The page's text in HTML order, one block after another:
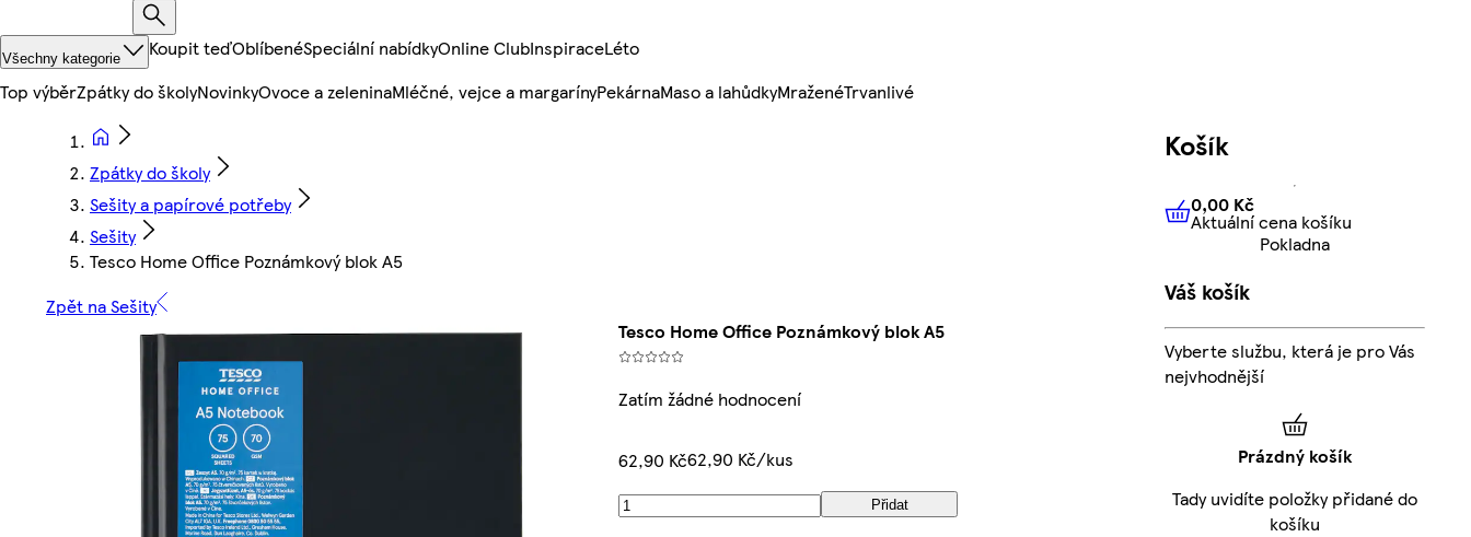
Všechny kategorie Koupit teďOblíbenéSpeciální nabídkyOnline ClubInspiraceLéto
Top výběrZpátky do školyNovinkyOvoce a zeleninaMléčné, vejce a margarínyPekárnaMaso a lahůdkyMraženéTrvanlivé
Zpátky do školy
Sešity a papírové potřeby
Sešity
Tesco Home Office Poznámkový blok A5
Zpět na Sešity
Tesco Home Office Poznámkový blok A5
Zatím žádné hodnocení
62,90 Kč62,90 Kč/kus
Přidat
Košík
0,00 KčAktuální cena košíku
0,00 Kč
Aktuální cena košíku
Pokladna
Váš košík
Vyberte službu, která je pro Vás
nejvhodnější
Prázdný košík
Tady uvidíte položky přidané do
košíku